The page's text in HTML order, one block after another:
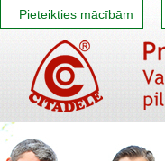
Pieteikties mācībām